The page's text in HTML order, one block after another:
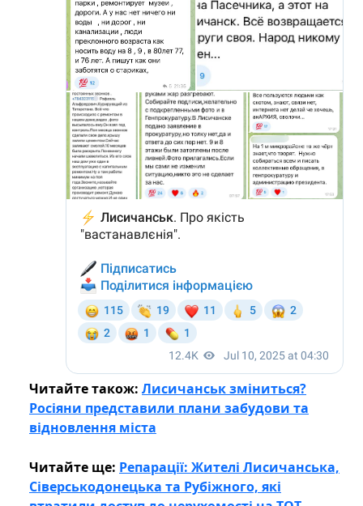
Читайте також: Лисичанськ зміниться?
Росіяни представили плани забудови та
відновлення міста
Читайте ще: Репарації: Жителі Лисичанська,
Сіверськодонецька та Рубіжного, які